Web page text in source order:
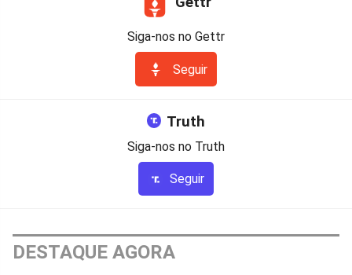
Siga-nos no Gettr
Seguir
Truth
Siga-nos no Truth
Seguir
DESTAQUE AGORA